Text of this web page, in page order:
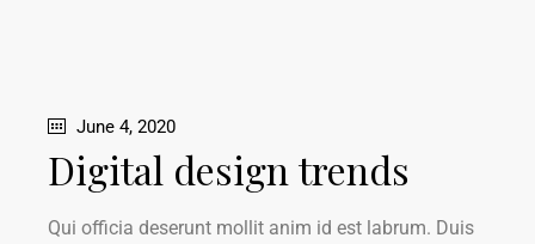
June 4, 2020
Digital design trends
Qui officia deserunt mollit anim id est labrum. Duis